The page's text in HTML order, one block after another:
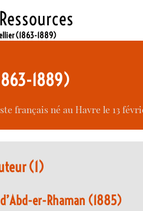
(1863-1889)
1889)
français né au Havre le 13
(1)
er-Rhaman (1885)